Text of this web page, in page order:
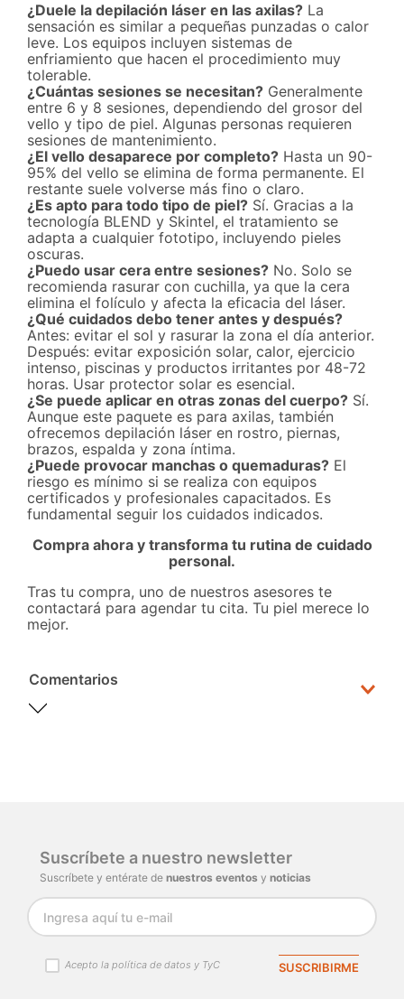
¿Duele la depilación láser en las axilas? La
sensación es similar a pequeñas punzadas o calor
leve. Los equipos incluyen sistemas de
enfriamiento que hacen el procedimiento muy
tolerable.
¿Cuántas sesiones se necesitan? Generalmente
entre 6 y 8 sesiones, dependiendo del grosor del
vello y tipo de piel. Algunas personas requieren
sesiones de mantenimiento.
¿El vello desaparece por completo? Hasta un 90-
95% del vello se elimina de forma permanente. El
restante suele volverse más fino o claro.
¿Es apto para todo tipo de piel? Sí. Gracias a la
tecnología BLEND y Skintel, el tratamiento se
adapta a cualquier fototipo, incluyendo pieles
oscuras.
¿Puedo usar cera entre sesiones? No. Solo se
recomienda rasurar con cuchilla, ya que la cera
elimina el folículo y afecta la eficacia del láser.
¿Qué cuidados debo tener antes y después?
Antes: evitar el sol y rasurar la zona el día anterior.
Después: evitar exposición solar, calor, ejercicio
intenso, piscinas y productos irritantes por 48-72
horas. Usar protector solar es esencial.
¿Se puede aplicar en otras zonas del cuerpo? Sí.
Aunque este paquete es para axilas, también
ofrecemos depilación láser en rostro, piernas,
brazos, espalda y zona íntima.
¿Puede provocar manchas o quemaduras? El
riesgo es mínimo si se realiza con equipos
certificados y profesionales capacitados. Es
fundamental seguir los cuidados indicados.
Compra ahora y transforma tu rutina de cuidado
personal.
Tras tu compra, uno de nuestros asesores te
contactará para agendar tu cita. Tu piel merece lo
mejor.
Comentarios
Suscríbete a nuestro newsletter
Suscríbete y entérate de nuestros eventos y noticias
Acepto la política de datos y TyC SUSCRIBIRME